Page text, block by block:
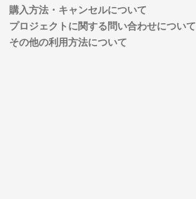
購入方法・キャンセルについて
プロジェクトに関する問い合わせについて
その他の利用方法について